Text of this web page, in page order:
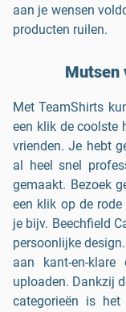
aan je wensen
producten ruilen.
Mutsen
Met TeamShirts
een klik de coolste
vrienden. Je hebt
al heel snel
gemaakt. Bezoek
een klik op de
je bijv. Beechfield
persoonlijke
aan kant-en-
uploaden. Dankzij
categorieën is het